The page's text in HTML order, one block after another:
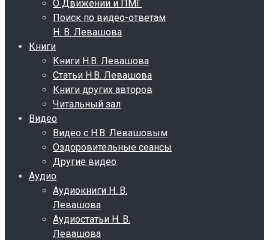
О Движении и ПМГ
Поиск по видео-ответам
Н. В. Левашова
Книги
Книги Н.В. Левашова
Статьи Н.В. Левашова
Книги других авторов
Читальный зал
Видео
Видео с Н.В. Левашовым
Оздоровительные сеансы
Другие видео
Аудио
Аудиокниги Н. В.
Левашова
Аудиостатьи Н. В.
Левашова